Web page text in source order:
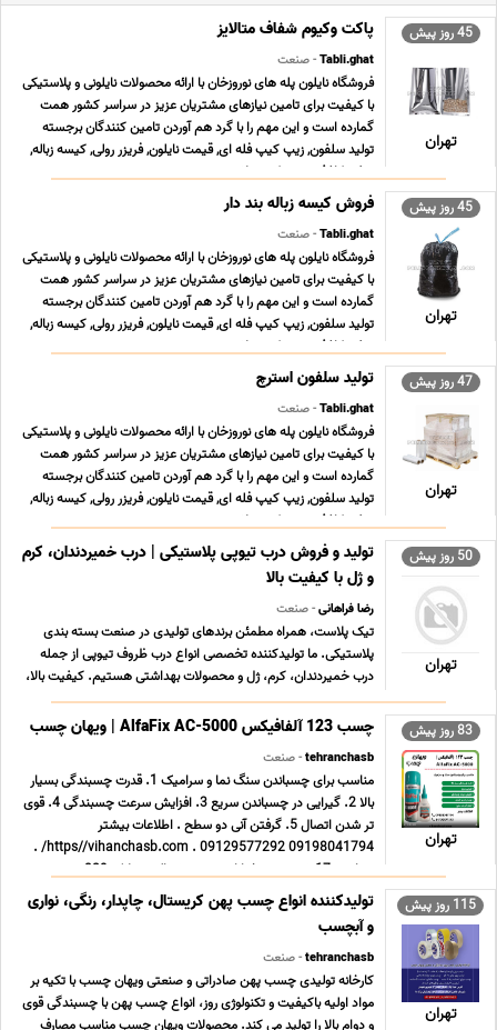
45 روز پیش
تهران
پاکت وکیوم شفاف متالایز
Tabli.ghat- صنعت
فروشگاه نایلون پله های نوروزخان با ارائه محصولات نایلونی و پلاستیکی
با کیفیت برای تامین نیازهای مشتریان عزیز در سراسر کشور همت
گمارده است و این مهم را با گرد هم آوردن تامین کنندگان برجسته
تولید سلفون, زیپ کیپ فله ای, قیمت نایلون, فریزر رولی, کیسه زباله,
سفره کاغذی, زیپ کیپ پلاستی ... ...
45 روز پیش
تهران
فروش کیسه زباله بند دار
Tabli.ghat- صنعت
فروشگاه نایلون پله های نوروزخان با ارائه محصولات نایلونی و پلاستیکی
با کیفیت برای تامین نیازهای مشتریان عزیز در سراسر کشور همت
گمارده است و این مهم را با گرد هم آوردن تامین کنندگان برجسته
تولید سلفون, زیپ کیپ فله ای, قیمت نایلون, فریزر رولی, کیسه زباله,
سفره کاغذی, زیپ کیپ پلاستی ... ...
47 روز پیش
تهران
تولید سلفون استرچ
Tabli.ghat- صنعت
فروشگاه نایلون پله های نوروزخان با ارائه محصولات نایلونی و پلاستیکی
با کیفیت برای تامین نیازهای مشتریان عزیز در سراسر کشور همت
گمارده است و این مهم را با گرد هم آوردن تامین کنندگان برجسته
تولید سلفون, زیپ کیپ فله ای, قیمت نایلون, فریزر رولی, کیسه زباله,
سفره کاغذی, زیپ کیپ پلاستی ... ...
50 روز پیش
تهران
تولید و فروش درب تیوپی پلاستیکی | درب خمیردندان، کرم
و ژل با کیفیت بالا
رضا فراهانی- صنعت
تیک پلاست، همراه مطمئن برندهای تولیدی در صنعت بسته بندی
پلاستیکی. ما تولیدکننده تخصصی انواع درب ظروف تیوپی از جمله
درب خمیردندان، کرم، ژل و محصولات بهداشتی هستیم. کیفیت بالا،
آب بندی دقیق و طراحی استاندارد، تضمین کننده رضایت مشتریان
شماست. استفاده از مواد اولیه مرغوب و دستگاه های ... ...
83 روز پیش
تهران
چسب 123 آلفافیکس AlfaFix AC-5000 | ویهان چسب
tehranchasb- صنعت
مناسب برای چسباندن سنگ نما و سرامیک 1. قدرت چسبندگی بسیار
بالا 2. گیرایی در چسباندن سریع 3. افزایش سرعت چسبندگی 4. قوی
تر شدن اتصال 5. گرفتن آنی دو سطح . اطلاعات بیشتر
09198041794 09129577292 . https//vihanchasb.com/ .
تهران – 17 شهریور – خیابان سر حد شمالی – پلاک 329 ... ...
115 روز پیش
تهران
تولیدکننده انواع چسب پهن کریستال، چاپدار، رنگی، نواری
و آبچسب
tehranchasb- صنعت
کارخانه تولیدی چسب پهن صادراتی و صنعتی ویهان چسب با تکیه بر
مواد اولیه باکیفیت و تکنولوژی روز، انواع چسب پهن با چسبندگی قوی
و دوام بالا را تولید می کند. محصولات ویهان چسب مناسب مصارف